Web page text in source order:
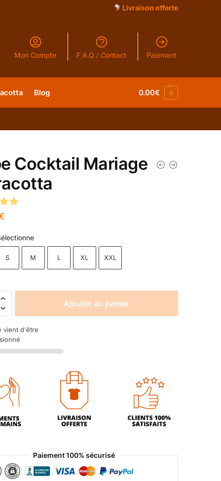
Livraison offerte
Mon Compte F.A.Q / Contact Paiement
Blog 0.00€ 0
Cocktail Mariage
S M L XL XXL
Ajouter au panier
vient d'être
Paiement 100% sécurisé